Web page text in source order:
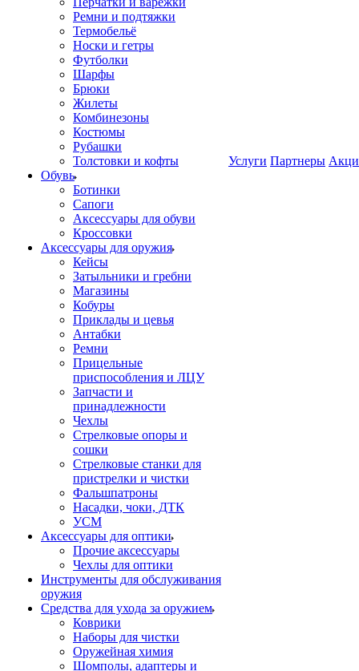
Ремни и подтяжки
Термобельё
Носки и гетры
Футболки
Шарфы
Брюки
Жилеты
Комбинезоны
Костюмы
Рубашки
Толстовки и кофты
Обувь
Ботинки
Сапоги
Аксессуары для обуви
Кроссовки
Аксессуары для оружия
Кейсы
Затыльники и гребни
Магазины
Кобуры
Приклады и цевья
Антабки
Ремни
Прицельные
приспособления и ЛЦУ
Запчасти и
принадлежности
Чехлы
Стрелковые опоры и
сошки
Стрелковые станки для
пристрелки и чистки
Фальшпатроны
Насадки, чоки, ДТК
УСМ
Аксессуары для оптики
Прочие аксессуары
Чехлы для оптики
Инструменты для обслуживания
оружия
Средства для ухода за оружием
Коврики
Наборы для чистки
Оружейная химия
Шомполы, адаптеры и
Услуги Партнеры